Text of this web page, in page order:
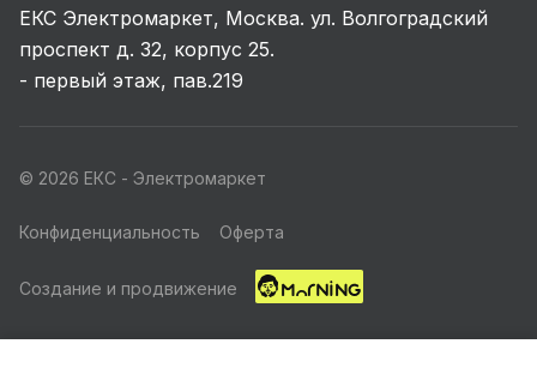
ЕКС Электромаркет, Москва. ул. Волгоградский
проспект д. 32, корпус 25.
- первый этаж, пав.219
© 2026 ЕКС - Электромаркет
Конфиденциальность Оферта
Создание и продвижение